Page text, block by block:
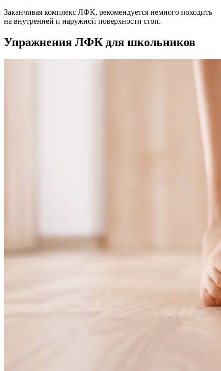
Заканчивая комплекс ЛФК, рекомендуется немного походить
на внутренней и наружной поверхности стоп.
Упражнения ЛФК для школьников